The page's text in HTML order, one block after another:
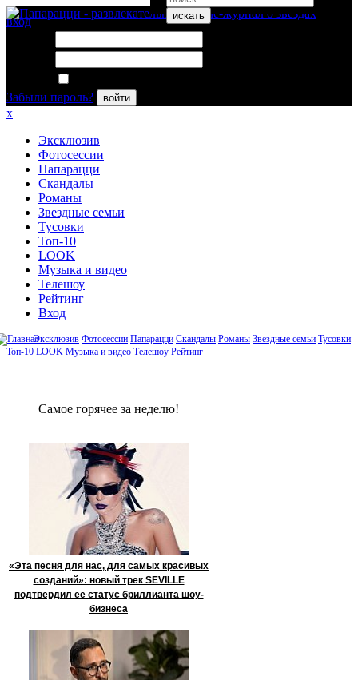
искать
вход
Забыли пароль?
войти
x
Эксклюзив
Фотосессии
Папарацци
Скандалы
Романы
Звездные семьи
Тусовки
Топ-10
LOOK
Музыка и видео
Телешоу
Рейтинг
Вход
Эксклюзив Фотосессии Папарацци Скандалы Романы Звездные семьи Тусовки
Топ-10 LOOK Музыка и видео Телешоу Рейтинг
Сaмое гoрячее за неделю!
«Эта песня для нас, для самых красивых
созданий»: новый трек SEVILLE
подтвердил её статус бриллианта шоу-
бизнеса